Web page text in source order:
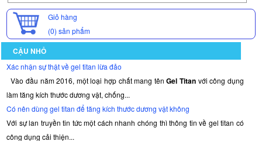
Giỏ hàng
(0) sản phẩm
CẬU NHỎ
Xác nhận sự thật về gel titan lừa đảo
Vào đầu năm 2016, một loại hợp chất mang tênGel Titanvới công dụng
làm tăng kích thước dương vật, chống...
Có nên dùng gel titan để tăng kích thước dương vật không
Với sự lan truyền tin tức một cách nhanh chóng thì thông tin về gel titan có
công dụng cải thiện...